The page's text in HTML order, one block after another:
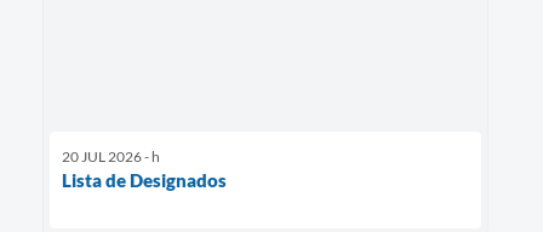
20 JUL 2026 - h
Lista de Designados